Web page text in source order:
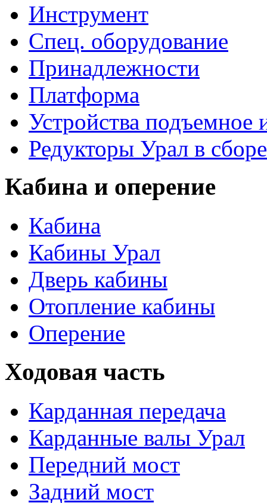
Инструмент
Спец. оборудование
Принадлежности
Платформа
Устройства
Редукторы Урал в сборе
Кабина и оперение
Кабина
Кабины Урал
Дверь кабины
Отопление кабины
Оперение
Ходовая часть
Карданная передача
Карданные валы Урал
Передний мост
Задний мост